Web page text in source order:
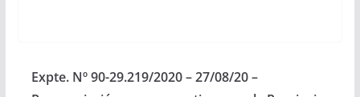
de este Cuerpo,
solicitar al Ministerio
Expte. Nº 90-29.219/2020 – 27/08/20 –